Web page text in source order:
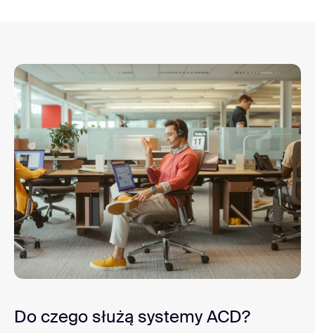
Do czego służą systemy ACD?